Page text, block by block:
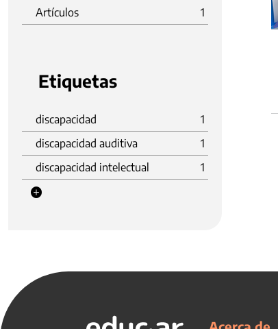
Artículos 1
Etiquetas
discapacidad
1
discapacidad auditiva
1
discapacidad intelectual
1